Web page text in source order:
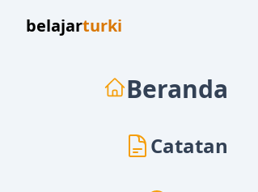
belajarturki
Beranda
Catatan